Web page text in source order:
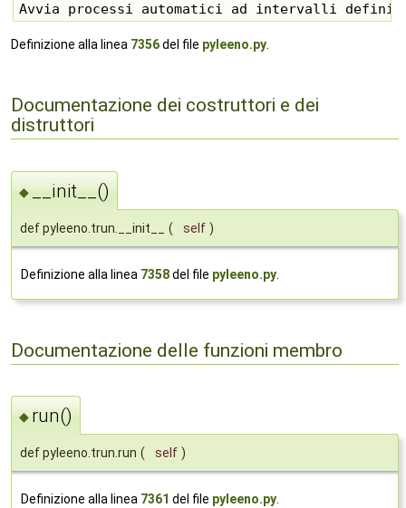
Avvia processi automatici ad intervalli
Definizione alla linea 7356del file pyleeno.py
Documentazione dei costruttori e dei
distruttori
◆__init__()
def pyleeno.trun.__init__ ( self )
Definizione alla linea 7358del file pyleeno.py
Documentazione delle funzioni membro
◆run()
def pyleeno.trun.run ( self )
Definizione alla linea 7361 del file pyleeno.py.